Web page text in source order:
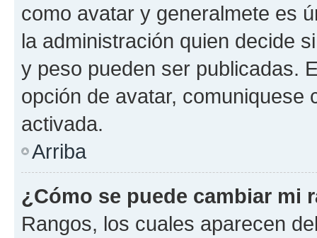
como avatar y generalmete es
la administración quien decide
y peso pueden ser publicadas.
opción de avatar, comuniquese
activada.
Arriba
¿Cómo se puede cambiar mi
Rangos, los cuales aparecen